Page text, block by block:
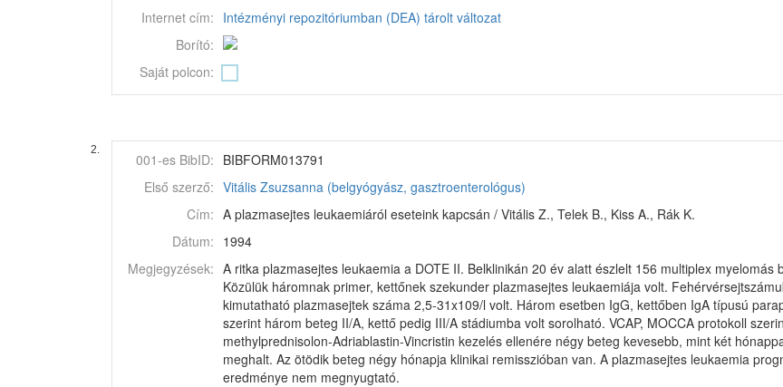
Internet cím: Intézményi repozitóriumban (DEA) tárolt változat
Borító:
Saját polcon:
2.
001-es BibID: BIBFORM013791
Első szerző: Vitális Zsuzsanna (belgyógyász, gasztroenterológus)
Cím: A plazmasejtes leukaemiáról eseteink kapcsán / Vitális Z., Telek B., Kiss A., Rák K.
Dátum: 1994
Megjegyzések: A ritka plazmasejtes leukaemia a DOTE II. Belklinikán 20 év alatt észlelt 156 multiplex
Közülük háromnak primer, kettőnek szekunder plazmasejtes leukaemiája volt.
kimutatható plazmasejtek száma 2,5-31x109/l volt. Három esetben IgG, kettőben IgA típusú
szerint három beteg II/A, kettő pedig III/A stádiumba volt sorolható. VCAP, MOCCA protokoll
methylprednisolon-Adriablastin-Vincristin kezelés ellenére négy beteg kevesebb, mint két
meghalt. Az ötödik beteg négy hónapja klinikai remisszióban van. A plazmasejtes leukaemia
eredménye nem megnyugtató.